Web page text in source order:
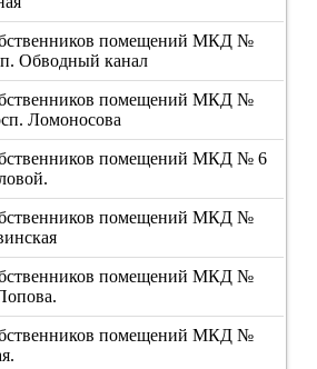
помещений МКД №
Обводный канал
помещений МКД №
Ломоносова
помещений МКД № 6
помещений МКД №
помещений МКД №
помещений МКД №